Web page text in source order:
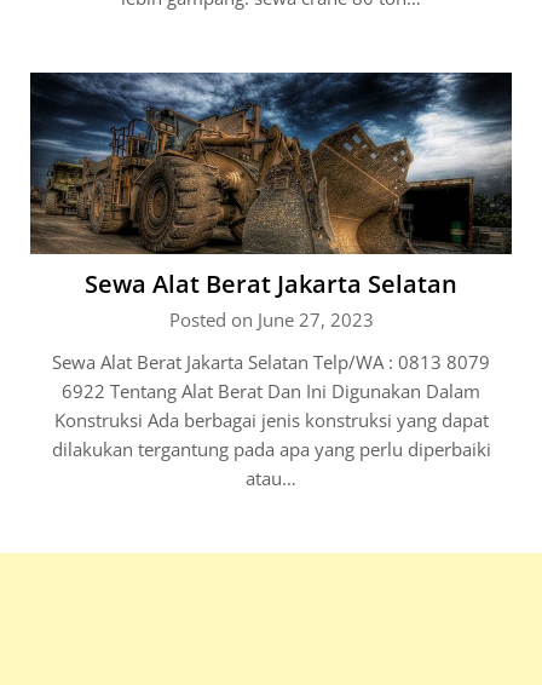
Sewa Alat Berat Jakarta Selatan
Posted on June 27, 2023
Sewa Alat Berat Jakarta Selatan Telp/WA : 0813 8079
6922 Tentang Alat Berat Dan Ini Digunakan Dalam
Konstruksi Ada berbagai jenis konstruksi yang dapat
dilakukan tergantung pada apa yang perlu diperbaiki
atau…